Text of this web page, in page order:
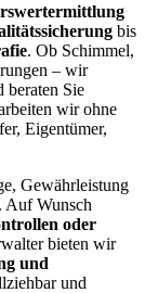
bis
. Ob Schimmel,
– wir
beraten Sie
wir ohne
Eigentümer,
Gewährleistung
Auf Wunsch
oder
bieten wir
und
und